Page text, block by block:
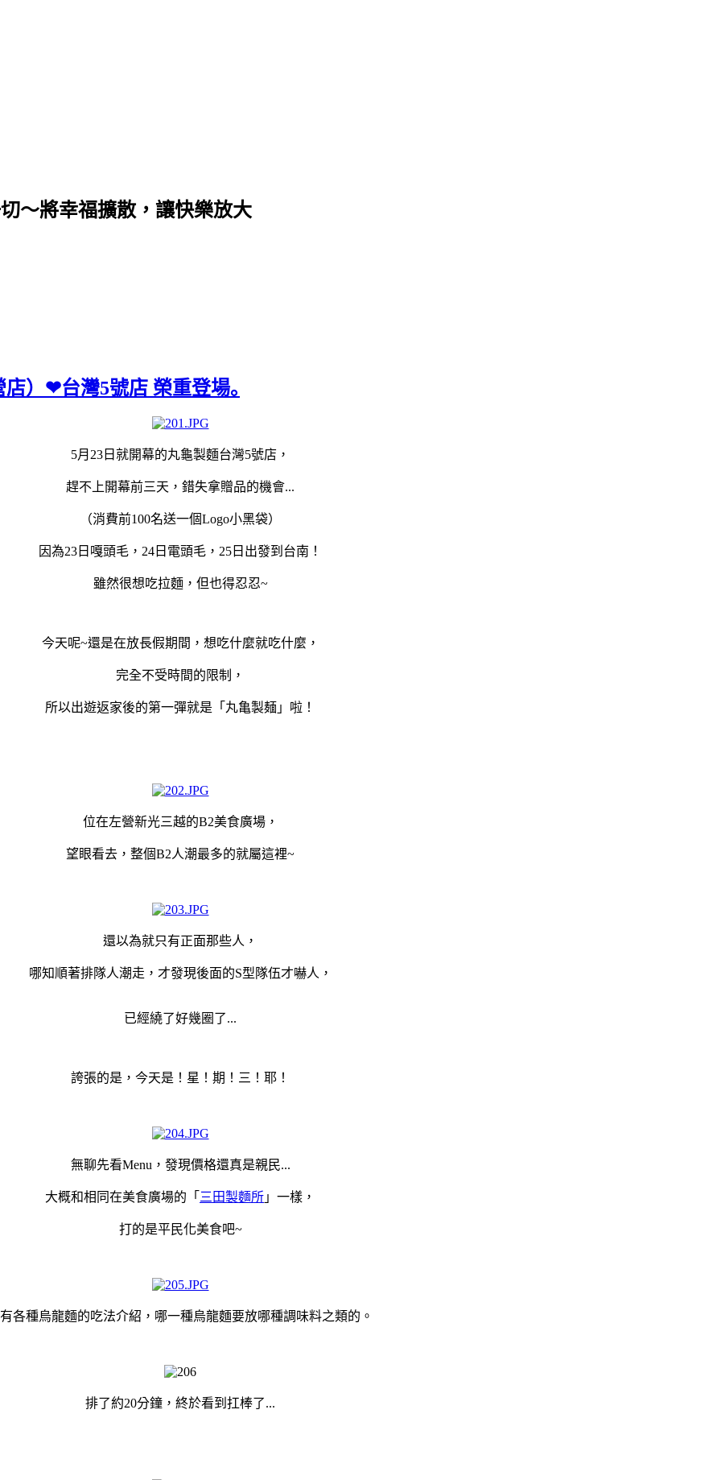
～將幸福擴散，讓快樂放大
）❤台灣5號店 榮重登場｡
5月23日就開幕的丸龜製麵台灣5號店，
趕不上開幕前三天，錯失拿贈品的機會...
（消費前100名送一個Logo小黑袋）
因為23日嘎頭毛，24日 電頭毛，25日出發到台南！
雖然很想吃拉麵，但也得忍忍~
今天呢~還是在放長假期間，想吃什麼就吃什麼，
完全不受時間的限制，
所以出遊返家後的第一彈就是「丸亀製麺」啦！
位在左營新光三越的B2美食廣場，
望眼看去，整個B2人潮最多的就屬這裡~
還以為就只有正面那些人，
哪知順著排隊人潮走，才發現後面的S型隊伍才嚇人，
已經繞了好幾圈了...
誇張的是，今天是！星！期！三！耶！
無聊先看Menu，發現價格還真是親民...
大概和相同在美食廣場的「 三田製麵所 」 一樣，
打的是平民化美食吧~
各種烏龍麵的吃法介紹，哪一種烏龍麵要放哪種調味料之類的。
排了約20分鐘， 終於看到扛棒了...